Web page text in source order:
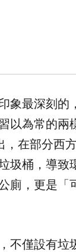
象最深刻的
以為常的兩
，在部分西
圾桶，導致
廁，更是「
不僅設有垃